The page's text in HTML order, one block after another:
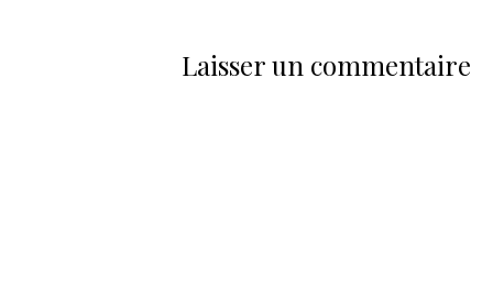
Laisser un commentaire